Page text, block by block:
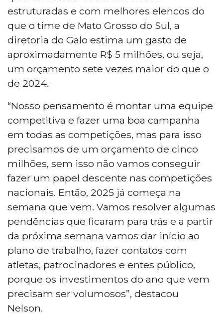
estruturadas e com melhores elencos do
que o time de Mato Grosso do Sul, a
diretoria do Galo estima um gasto de
aproximadamente R$ 5 milhões, ou seja,
um orçamento sete vezes maior do que o
de 2024.
“Nosso pensamento é montar uma equipe
competitiva e fazer uma boa campanha
em todas as competições, mas para isso
precisamos de um orçamento de cinco
milhões, sem isso não vamos conseguir
fazer um papel descente nas competições
nacionais. Então, 2025 já começa na
semana que vem. Vamos resolver algumas
pendências que ficaram para trás e a partir
da próxima semana vamos dar início ao
plano de trabalho, fazer contatos com
atletas, patrocinadores e entes público,
porque os investimentos do ano que vem
precisam ser volumosos”, destacou
Nelson.